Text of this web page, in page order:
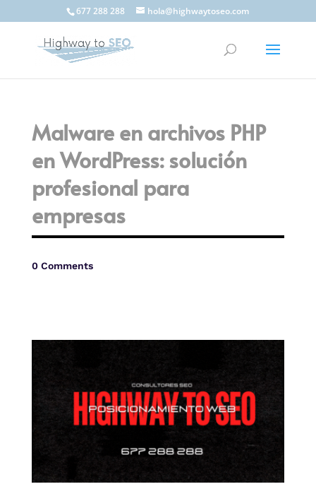
677 288 288 hola@highwaytoseo.com
Malware en archivos PHP
en WordPress: solución
profesional para
empresas
0 Comments